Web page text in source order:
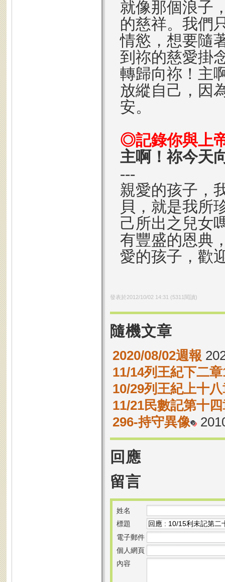
就像那個浪子
的慈祥。我們
情慾，想要隨
到祢的慈愛掛
轉歸向祢！主
放縱自己，因
安。
◎記錄你與上
主啊！祢今天
---
親愛的孩子，
貝，就是我所
己所出之兒女
有豐盛的恩典
愛的孩子，歡
發表於2012/10/02 14:31 (5311 閱讀)
隨機文章
2020/08/02週報
11/14列王紀下二
10/29列王紀上十
11/21民數記第十
296-持守異像
回應
留言
姓名
標題
電子郵件
個人網頁
內容